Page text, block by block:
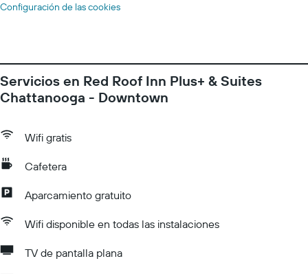
Configuración de las cookies
Servicios en Red Roof Inn Plus+ & Suites
Chattanooga - Downtown
Wifi gratis
Cafetera
Aparcamiento gratuito
Wifi disponible en todas las instalaciones
TV de pantalla plana